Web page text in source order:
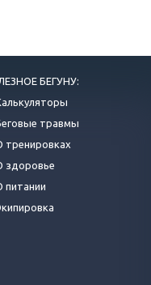
БЕГУНУ:
травмы
тренировках
здоровье
питании